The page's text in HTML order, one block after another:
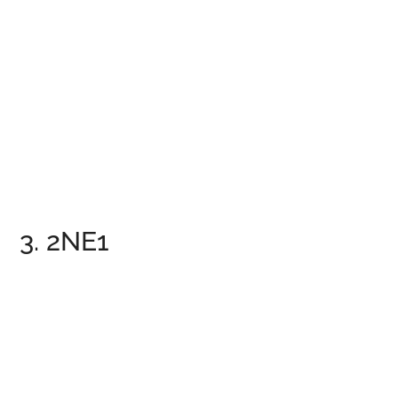
3. 2NE1